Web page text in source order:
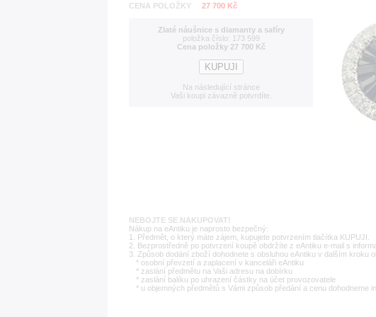
CENA POLOŽKY 27 700 Kč
Zlaté náušnice s diamanty a safíry
položka číslo: 173 599
Cena položky 27 700 Kč
Na následující stránce
Vaši koupi závazně potvrdíte.
NEBOJTE SE NAKUPOVAT!
Nákup na eAntiku je naprosto bezpečný:
1. Předmět, o který máte zájem, kupujete potvrzením tlačítka KUPUJI.
2. Bezprostředně po potvrzení koupě obdržíte z eAntiku e-mail s
3. Způsob dodání zboží dohodnete s obsluhou eAntiku v dalším kroku
* osobní převzetí a zaplacení v kanceláři eAntiku
* zaslání předmětu na Vaši adresu na dobírku
* zaslání balíku po uhrazení částky na účet provozovatele
* u objemných předmětů s Vámi způsob předání a cenu dohodneme